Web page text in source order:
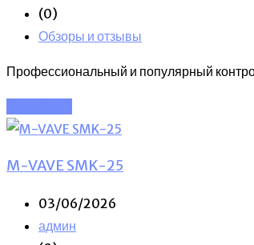
(0)
Обзоры и отзывы
Профессиональный и популярный
M-VAVE SMK-25
03/06/2026
админ